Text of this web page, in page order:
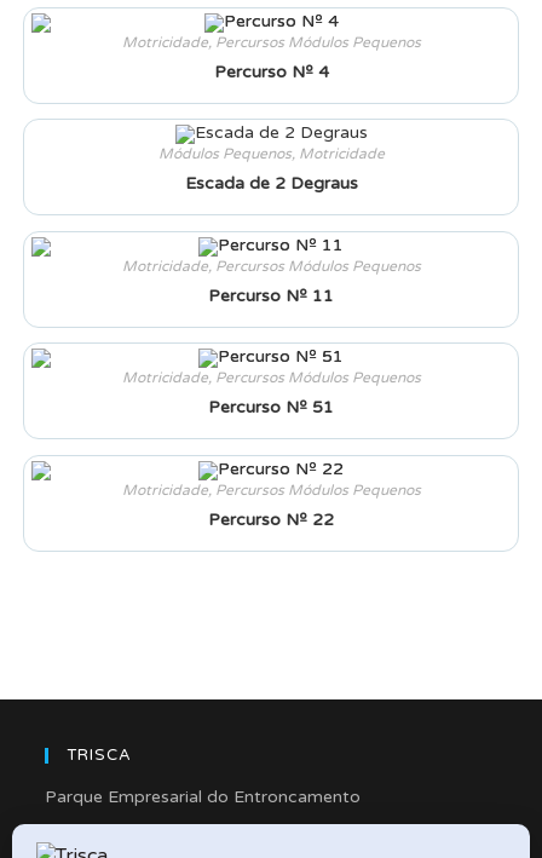
Motricidade, Percursos Módulos Pequenos
Percurso Nº 4
Módulos Pequenos, Motricidade
Escada de 2 Degraus
Motricidade, Percursos Módulos Pequenos
Percurso Nº 11
Motricidade, Percursos Módulos Pequenos
Percurso Nº 51
Motricidade, Percursos Módulos Pequenos
Percurso Nº 22
TRISCA
Parque Empresarial do Entroncamento
Rua Cidade de Friedberg, Lote 4